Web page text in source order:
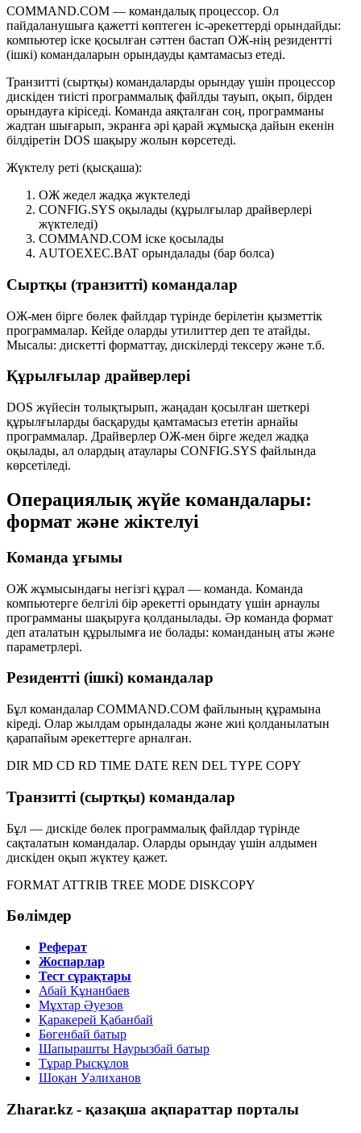
COMMAND.COM — командалық процессор. Ол
пайдаланушыға қажетті көптеген іс-әрекеттерді орындайды:
компьютер іске қосылған сәттен бастап ОЖ-нің резидентті
(ішкі) командаларын орындауды қамтамасыз етеді.
Транзитті (сыртқы) командаларды орындау үшін процессор
дискіден тиісті программалық файлды тауып, оқып, бірден
орындауға кіріседі. Команда аяқталған соң, программаны
жадтан шығарып, экранға әрі қарай жұмысқа дайын екенін
білдіретін DOS шақыру жолын көрсетеді.
Жүктелу реті (қысқаша):
ОЖ жедел жадқа жүктеледі
CONFIG.SYS оқылады (құрылғылар драйверлері
жүктеледі)
COMMAND.COM іске қосылады
AUTOEXEC.BAT орындалады (бар болса)
Сыртқы (транзитті) командалар
ОЖ-мен бірге бөлек файлдар түрінде берілетін қызметтік
программалар. Кейде оларды утилиттер деп те атайды.
Мысалы: дискетті форматтау, дискілерді тексеру және т.б.
Құрылғылар драйверлері
DOS жүйесін толықтырып, жаңадан қосылған шеткері
құрылғыларды басқаруды қамтамасыз ететін арнайы
программалар. Драйверлер ОЖ-мен бірге жедел жадқа
оқылады, ал олардың атаулары CONFIG.SYS файлында
көрсетіледі.
Операциялық жүйе командалары:
формат және жіктелуі
Команда ұғымы
ОЖ жұмысындағы негізгі құрал — команда. Команда
компьютерге белгілі бір әрекетті орындату үшін арнаулы
программаны шақыруға қолданылады. Әр команда формат
деп аталатын құрылымға ие болады: команданың аты және
параметрлері.
Резидентті (ішкі) командалар
Бұл командалар COMMAND.COM файлының құрамына
кіреді. Олар жылдам орындалады және жиі қолданылатын
қарапайым әрекеттерге арналған.
DIR MD CD RD TIME DATE REN DEL TYPE COPY
Транзитті (сыртқы) командалар
Бұл — дискіде бөлек программалық файлдар түрінде
сақталатын командалар. Оларды орындау үшін алдымен
дискіден оқып жүктеу қажет.
FORMAT ATTRIB TREE MODE DISKCOPY
Бөлімдер
Реферат
Жоспарлар
Тест сұрақтары
Абай Құнанбаев
Мұхтар Әуезов
Қаракерей Қабанбай
Бөгенбай батыр
Шапырашты Наурызбай батыр
Тұрар Рысқұлов
Шоқан Уәлиханов
Zharar.kz - қазақша ақпараттар порталы